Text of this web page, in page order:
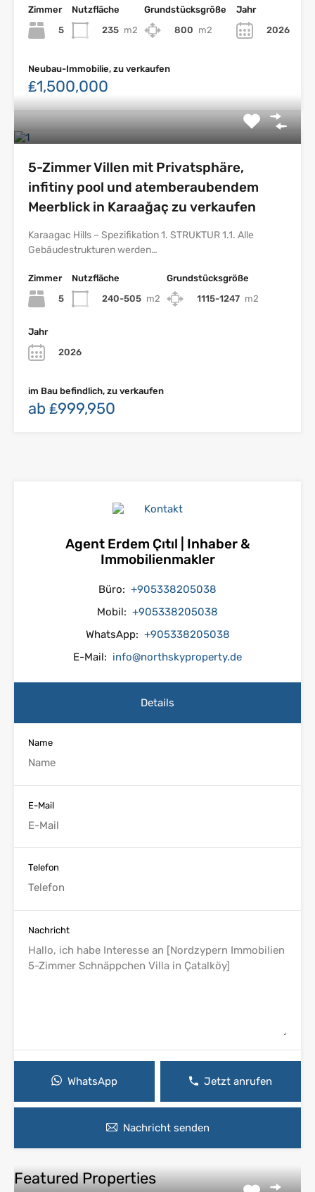
Zimmer
5
Nutzfläche
235 m2
Grundstücksgröße
800 m2
Jahr
2026
Neubau-Immobilie, zu verkaufen
₤1,500,000
5-Zimmer Villen mit Privatsphäre,
infitiny pool und atemberaubendem
Meerblick in Karaağaç zu verkaufen
Karaagac Hills – Spezifikation 1. STRUKTUR 1.1. Alle
Gebäudestrukturen werden…
Zimmer
5
Nutzfläche
240-505 m2
Grundstücksgröße
1115-1247 m2
Jahr
2026
im Bau befindlich, zu verkaufen
ab ₤999,950
Agent Erdem Çıtıl | Inhaber &
Immobilienmakler
Büro: +905338205038
Mobil: +905338205038
WhatsApp: +905338205038
E-Mail: info@northskyproperty.de
Details
Name
E-Mail
Telefon
Nachricht
WhatsApp Jetzt anrufen
Nachricht senden
Featured Properties